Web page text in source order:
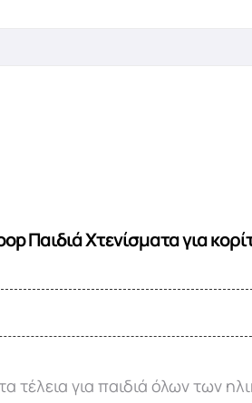
Παιδιά Χτενίσματα για
τέλεια για παιδιά όλων των